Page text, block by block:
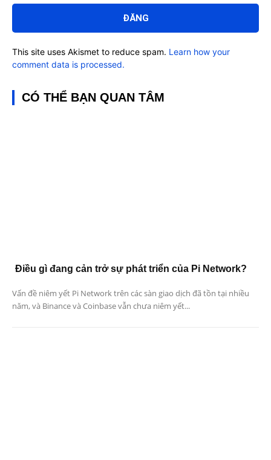
luận:
This site uses Akismet to reduce spam. Learn how your
comment data is processed.
CÓ THỂ BẠN QUAN TÂM
Điều gì đang cản trở sự phát triển của Pi Network?
Vấn đề niêm yết Pi Network trên các sàn giao dịch đã tồn tại nhiều
năm, và Binance và Coinbase vẫn chưa niêm yết...